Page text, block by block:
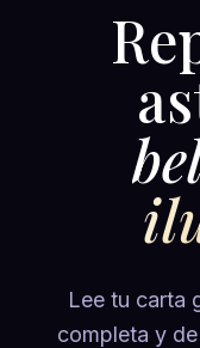
Lee tu carta
completa y